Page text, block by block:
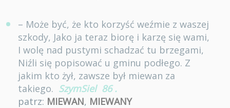
– Może być, że kto korzyść weźmie z waszej
szkody, Jako ja teraz biorę i karzę się wami,
I wolę nad pustymi schadzać tu brzegami,
Niźli się popisować u gminu podłego. Z
jakim kto żył, zawsze był miewan za
takiego. SzymSiel 86 .
patrz: MIEWAN, MIEWANY